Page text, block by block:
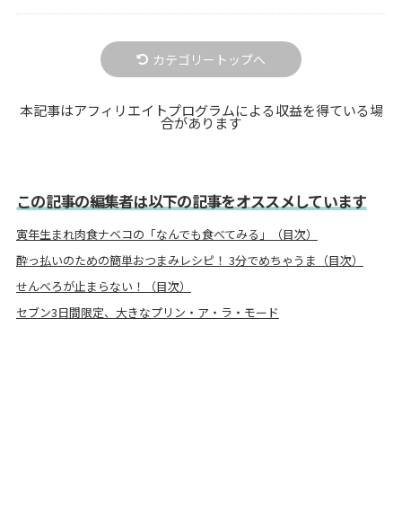
カテゴリートップへ
本記事はアフィリエイトプログラムによる収益を得ている場
合があります
この記事の編集者は以下の記事をオススメしています
寅年生まれ肉食ナベコの「なんでも食べてみる」（目次）
酔っ払いのための簡単おつまみレシピ！ 3分でめちゃうま（目次）
せんべろが止まらない！（目次）
セブン3日間限定、大きなプリン・ア・ラ・モード